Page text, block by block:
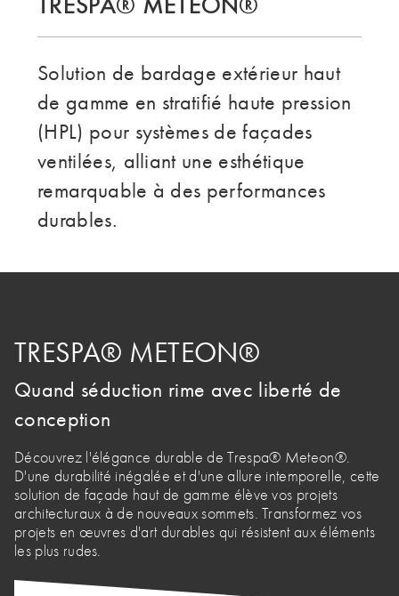
Solution de bardage extérieur haut
de gamme en stratifié haute pression
(HPL) pour systèmes de façades
ventilées, alliant une esthétique
remarquable à des performances
durables.
TRESPA® METEON®
Quand séduction rime avec liberté de
conception
Découvrez l'élégance durable de Trespa® Meteon®.
D'une durabilité inégalée et d'une allure intemporelle, cette
solution de façade haut de gamme élève vos projets
architecturaux à de nouveaux sommets. Transformez vos
projets en œuvres d'art durables qui résistent aux éléments
les plus rudes.